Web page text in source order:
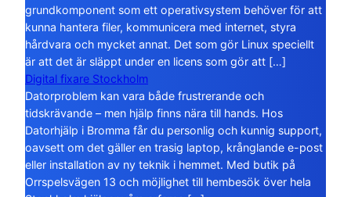
grundkomponent som ett operativsystem behöver för att
kunna hantera filer, kommunicera med internet, styra
hårdvara och mycket annat. Det som gör Linux speciellt
är att det är släppt under en licens som gör att […]
Digital fixare Stockholm
Datorproblem kan vara både frustrerande och
tidskrävande – men hjälp finns nära till hands. Hos
Datorhjälp i Bromma får du personlig och kunnig support,
oavsett om det gäller en trasig laptop, krånglande e-post
eller installation av ny teknik i hemmet. Med butik på
Orrspelsvägen 13 och möjlighet till hembesök över hela